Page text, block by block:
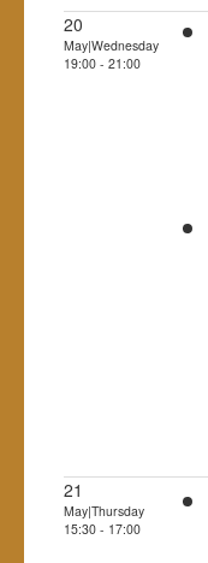
20
May|Wednesday
19:00 - 21:00
21
May|Thursday
15:30 - 17:00